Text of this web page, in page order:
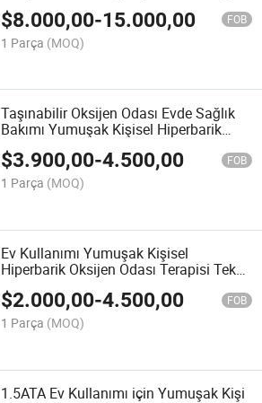
$8.000,00-15.000,00 FOB
1 Parça (MOQ)
Taşınabilir Oksijen Odası Evde Sağlık
Bakımı Yumuşak Kişisel Hiperbarik
Oksijen Odası
$3.900,00-4.500,00 FOB
1 Parça (MOQ)
Ev Kullanımı Yumuşak Kişisel
Hiperbarik Oksijen Odası Terapisi Tek
Kişilik
$2.000,00-4.500,00 FOB
1 Parça (MOQ)
1.5ATA Ev Kullanımı için Yumuşak Kişi